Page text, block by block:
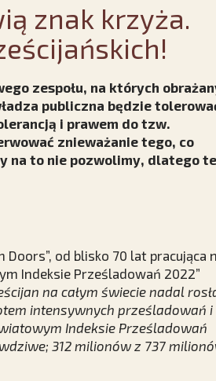
znak krzyża.
zespołu, na których
publiczna będzie
i prawem do tzw.
znieważanie tego, co
na to nie pozwolimy, dlatego
od blisko 70 lat pracująca
Indeksie Prześladowań 2022”
na całym świecie nadal
intensywnych prześladowań i
Indeksie Prześladowań
312 milionów z 737